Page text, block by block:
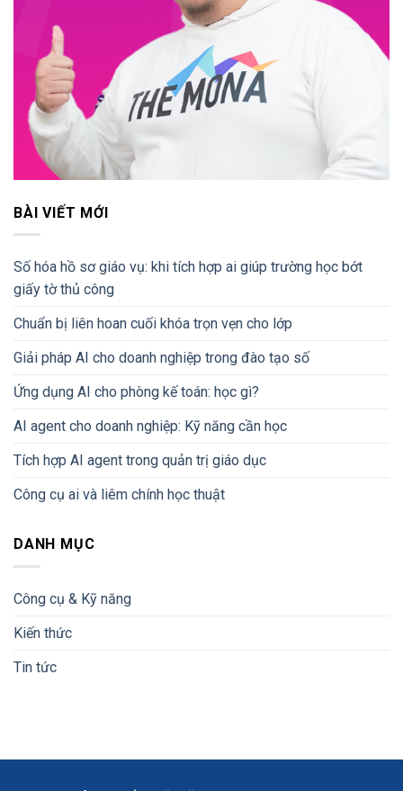
BÀI VIẾT MỚI
Số hóa hồ sơ giáo vụ: khi tích hợp ai giúp trường học bớt
giấy tờ thủ công
Chuẩn bị liên hoan cuối khóa trọn vẹn cho lớp
Giải pháp AI cho doanh nghiệp trong đào tạo số
Ứng dụng AI cho phòng kế toán: học gì?
AI agent cho doanh nghiệp: Kỹ năng cần học
Tích hợp AI agent trong quản trị giáo dục
Công cụ ai và liêm chính học thuật
DANH MỤC
Công cụ & Kỹ năng
Kiến thức
Tin tức